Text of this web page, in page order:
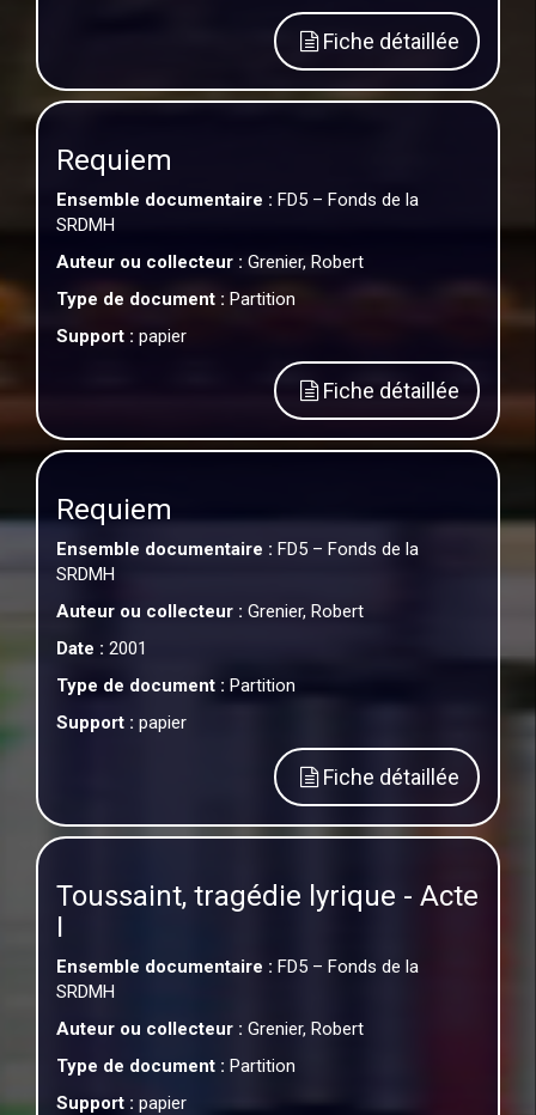
Fiche détaillée
Requiem
Ensemble documentaire : FD5 – Fonds de la
SRDMH
Auteur ou collecteur : Grenier, Robert
Type de document : Partition
Support : papier
Fiche détaillée
Requiem
Ensemble documentaire : FD5 – Fonds de la
SRDMH
Auteur ou collecteur : Grenier, Robert
Date : 2001
Type de document : Partition
Support : papier
Fiche détaillée
Toussaint, tragédie lyrique - Acte
I
Ensemble documentaire : FD5 – Fonds de la
SRDMH
Auteur ou collecteur : Grenier, Robert
Type de document : Partition
Support : papier